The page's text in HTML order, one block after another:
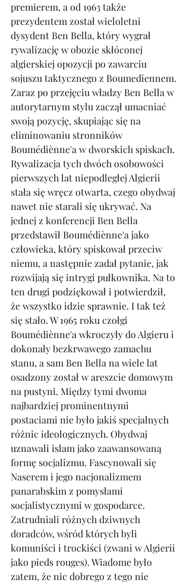
premierem, a od 1963 także
prezydentem został wieloletni
dysydent Ben Bella, który wygrał
rywalizację w obozie skłóconej
algierskiej opozycji po zawarciu
sojuszu taktycznego z Boumediennem.
Zaraz po przejęciu władzy Ben Bella w
autorytarnym stylu zaczął umacniać
swoją pozycję, skupiając się na
eliminowaniu stronników
Boumédiènne'a w dworskich spiskach.
Rywalizacja tych dwóch osobowości
pierwszych lat niepodległej Algierii
stała się wręcz otwarta, czego obydwaj
nawet nie starali się ukrywać. Na
jednej z konferencji Ben Bella
przedstawił Boumédiènne'a jako
człowieka, który spiskował przeciw
niemu, a następnie zadał pytanie, jak
rozwijają się intrygi pułkownika. Na to
ten drugi podziękował i potwierdził,
że wszystko idzie sprawnie. I tak też
się stało. W 1965 roku czołgi
Boumédiènne'a wkroczyły do Algieru i
dokonały bezkrwawego zamachu
stanu, a sam Ben Bella na wiele lat
osadzony został w areszcie domowym
na pustyni. Między tymi dwoma
najbardziej prominentnymi
postaciami nie było jakiś specjalnych
różnic ideologicznych. Obydwaj
uznawali islam jako zaawansowaną
formę socjalizmu. Fascynowali się
Naserem i jego nacjonalizmem
panarabskim z pomysłami
socjalistycznymi w gospodarce.
Zatrudniali różnych dziwnych
doradców, wśród których byli
komuniści i trockiści (zwani w Algierii
jako pieds rouges). Wiadome było
zatem, że nic dobrego z tego nie